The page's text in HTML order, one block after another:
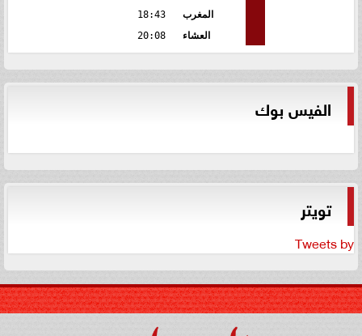
المغرب
18:43
العشاء
20:08
الفيس بوك
تويتر
Tweets by